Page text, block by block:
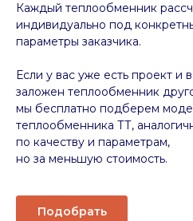
Подобрать
Каждый теплообменник
индивидуально под
параметры заказчика.
Если у вас уже есть проект и
заложен теплообменник
мы бесплатно подберем
теплообменника ТТ,
по качеству и параметрам,
но за меньшую стоимость.